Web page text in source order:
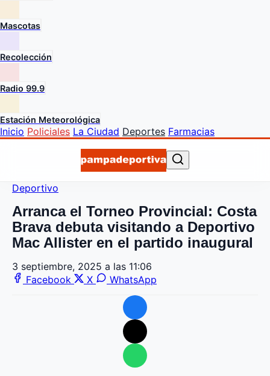
Mascotas
Recolección
Radio 99.9
Estación Meteorológica
Inicio Policiales La Ciudad Deportes Farmacias
Deportivo
Arranca el Torneo Provincial: Costa
Brava debuta visitando a Deportivo
Mac Allister en el partido inaugural
3 septiembre, 2025 a las 11:06
Facebook
X WhatsApp